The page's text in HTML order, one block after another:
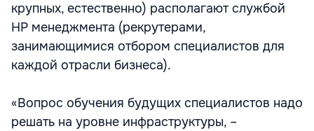
крупных, естественно) располагают службой
НР менеджмента (рекрутерами,
занимающимися отбором специалистов для
каждой отрасли бизнеса).
«Вопрос обучения будущих специалистов надо
решать на уровне инфраструктуры, –